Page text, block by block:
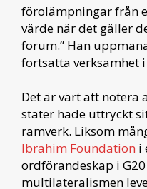
förolämpningar från
värde när det gäller
forum.” Han
fortsatta verksamhet
Det är värt att notera
stater hade uttryckt
ramverk. Liksom
Ibrahim Foundation i
ordförandeskap i
multilateralismen